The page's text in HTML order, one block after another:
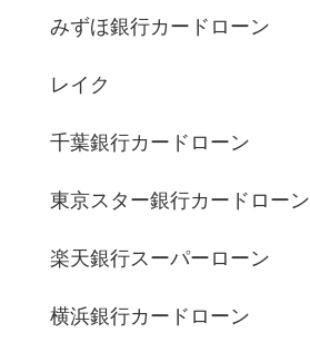
みずほ銀行カードローン
レイク
千葉銀行カードローン
東京スター銀行カードローン
楽天銀行スーパーローン
横浜銀行カードローン